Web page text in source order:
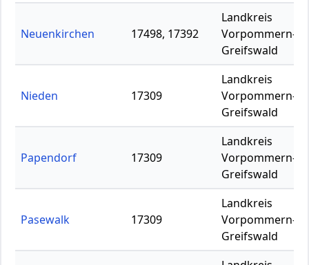
Neuenkirchen 17498, 17392
Landkreis
Vorpommern-
Greifswald
Nieden 17309
Landkreis
Vorpommern-
Greifswald
Papendorf 17309
Landkreis
Vorpommern-
Greifswald
Pasewalk 17309
Landkreis
Vorpommern-
Greifswald